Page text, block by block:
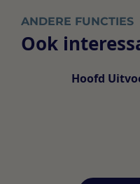
ANDERE FUNCTIES
Ook
Hoofd